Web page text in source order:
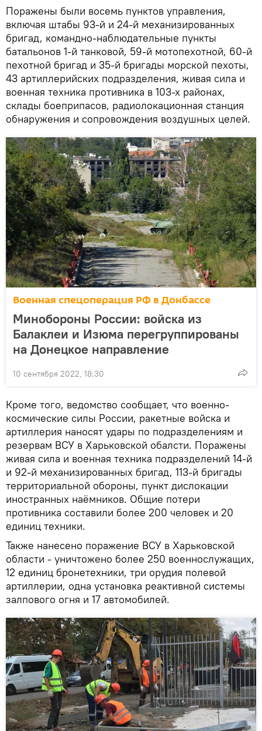
Поражены были восемь пунктов управления,
включая штабы 93-й и 24-й механизированных
бригад, командно-наблюдательные пункты
батальонов 1-й танковой, 59-й мотопехотной, 60-й
пехотной бригад и 35-й бригады морской пехоты,
43 артиллерийских подразделения, живая сила и
военная техника противника в 103-х районах,
склады боеприпасов, радиолокационная станция
обнаружения и сопровождения воздушных целей.
Военная спецоперация РФ в Донбассе
Минобороны России: войска из
Балаклеи и Изюма перегруппированы
на Донецкое направление
10 сентября 2022, 18:30
Кроме того, ведомство сообщает, что военно-
космические силы России, ракетные войска и
артиллерия наносят удары по подразделениям и
резервам ВСУ в Харьковской обалсти. Поражены
живая сила и военная техника подразделений 14-й
и 92-й механизированных бригад, 113-й бригады
территориальной обороны, пункт дислокации
иностранных наёмников. Общие потери
противника составили более 200 человек и 20
единиц техники.
Также нанесено поражение ВСУ в Харьковской
области - уничтожено более 250 военнослужащих,
12 единиц бронетехники, три орудия полевой
артиллерии, одна установка реактивной системы
залпового огня и 17 автомобилей.